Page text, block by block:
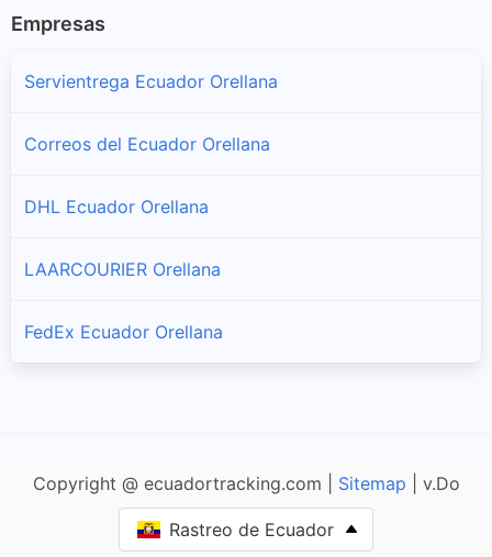
Orellana
Empresas
Servientrega Ecuador Orellana
Correos del Ecuador Orellana
DHL Ecuador Orellana
LAARCOURIER Orellana
FedEx Ecuador Orellana
Copyright @ ecuadortracking.com | Sitemap | v.Do
Rastreo de Ecuador